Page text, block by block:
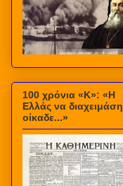
100 χρόνια «Κ»: «Η
Ελλάς να διαχειμάση
οίκαδε...»